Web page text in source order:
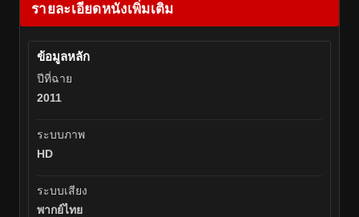
รายละเอียดหนังเพิ่มเติม
ข้อมูลหลัก
ปีที่ฉาย
2011
ระบบภาพ
HD
ระบบเสียง
พากย์ไทย